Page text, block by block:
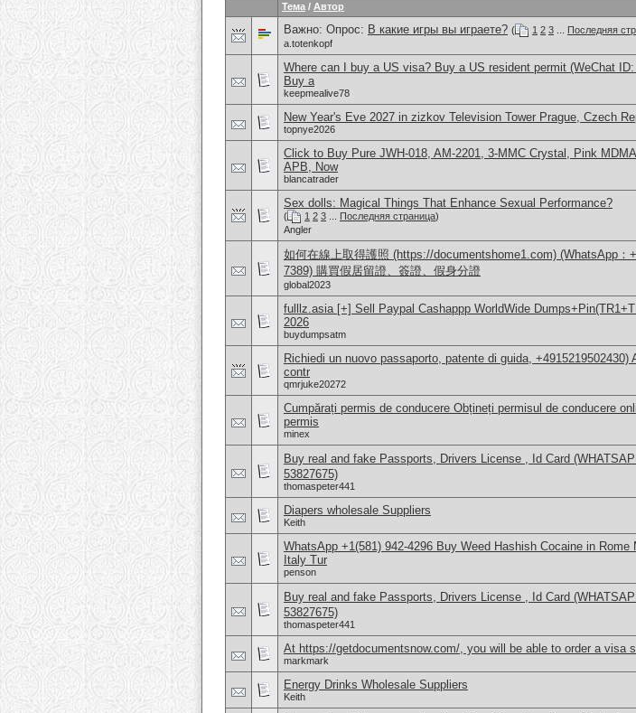
Тема / Автор
Важно: Опрос: В какие игры вы играете? ( 1 2 3 Последняя
a.totenkopf
Where can I buy a US visa? Buy a US resident permit (WeChat
Buy a
keepmealive78
New Year's Eve 2027 in zizkov Television Tower Prague, Czech
topnye2026
Click to Buy Pure JWH-018, AM-2201, 3-MMC Crystal, Pink
APB, Now
blancatrader
Sex dolls: Magical Things That Enhance Sexual Performance?
( 1 2 3 Последняя страница)
Angler
如何在線上取得護照 (https://documentshome1.com) (WhatsApp：
7389) 購買假居留證、簽證、假身分證
global2023
fulllz.asia [+] Sell Paypal Cashappp WorldWide
2026
buydumpsatm
Richiedi un nuovo passaporto, patente di guida, +4915219502430)
contr
qmrjuke20272
Cumpărați permis de conducere Obțineți permisul de conducere
permis
minex
Buy real and fake Passports, Drivers License , Id Card
53827675)
thomaspeter441
Diapers wholesale Suppliers
Keith
WhatsApp +1(581) 942-4296 Buy Weed Hashish Cocaine in Rome
Italy Tur
penson
Buy real and fake Passports, Drivers License , Id Card
53827675)
thomaspeter441
At https://getdocumentsnow.com/, you will be able to order a visa
markmark
Energy Drinks Wholesale Suppliers
Keith